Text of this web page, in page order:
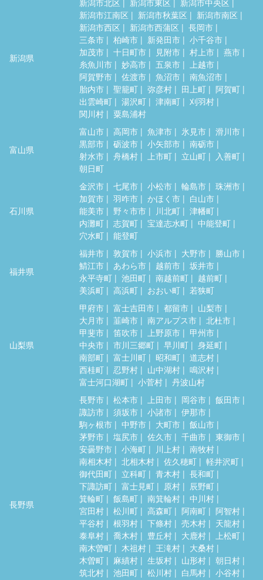
新潟県
新潟市江南区
新潟市秋葉区
新潟市南区
新潟市西区
新潟市西蒲区
長岡市
三条市
柏崎市 新発田市
小千谷市
加茂市
十日町市 見附市 村上市
燕市
糸魚川市
妙高市 五泉市
上越市
阿賀野市
佐渡市 魚沼市
南魚沼市
胎内市
聖籠町 弥彦村 田上町
阿賀町
出雲崎町
湯沢町 津南町
刈羽村
関川村
粟島浦村
富山県
富山市 高岡市 魚津市 氷見市
滑川市
黒部市
砺波市 小矢部市
南砺市
射水市
舟橋村 上市町 立山町
入善町
朝日町
石川県
金沢市 七尾市 小松市 輪島市
珠洲市
加賀市
羽咋市 かほく市
白山市
能美市
野々市市 川北町
津幡町
内灘町
志賀町 宝達志水町
中能登町
穴水町
能登町
福井県
福井市 敦賀市 小浜市 大野市
勝山市
鯖江市
あわら市 越前市
坂井市
永平寺町
池田町 南越前町
越前町
美浜町
高浜町 おおい町 若狭町
山梨県
甲府市 富士吉田市 都留市
山梨市
大月市
韮崎市 南アルプス市
北杜市
甲斐市
笛吹市 上野原市
甲州市
中央市
市川三郷町 早川町
身延町
南部町
富士川町 昭和町
道志村
西桂町
忍野村 山中湖村
鳴沢村
富士河口湖町
小菅村 丹波山村
長野県
長野市 松本市 上田市 岡谷市
飯田市
諏訪市
須坂市 小諸市
伊那市
駒ヶ根市
中野市 大町市
飯山市
茅野市
塩尻市 佐久市 千曲市
東御市
安曇野市
小海町 川上村
南牧村
南相木村
北相木村 佐久穂町
軽井沢町
御代田町
立科町 青木村
長和町
下諏訪町
富士見町 原村
辰野町
箕輪町
飯島町 南箕輪村
中川村
宮田村
松川町 高森町 阿南町
阿智村
平谷村
根羽村 下條村 売木村
天龍村
泰阜村
喬木村 豊丘村 大鹿村
上松町
南木曽町
木祖村 王滝村
大桑村
木曽町
麻績村 生坂村 山形村
朝日村
筑北村
池田町 松川村 白馬村
小谷村